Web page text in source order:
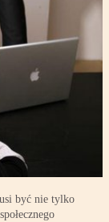
być nie tylko